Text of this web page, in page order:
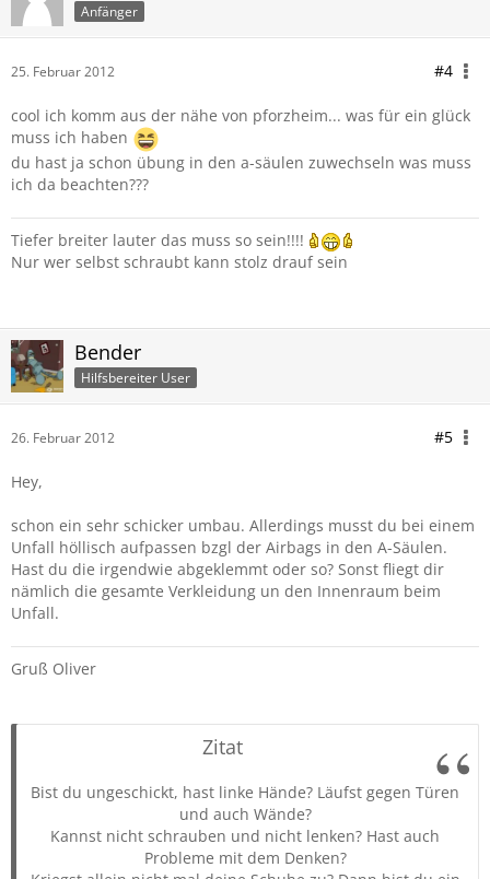
Anfänger
25. Februar 2012 #4
cool ich komm aus der nähe von pforzheim... was für ein glück
muss ich haben
du hast ja schon übung in den a-säulen zuwechseln was muss
ich da beachten???
Tiefer breiter lauter das muss so sein!!!!
Nur wer selbst schraubt kann stolz drauf sein
Bender
Hilfsbereiter User
26. Februar 2012 #5
Hey,
schon ein sehr schicker umbau. Allerdings musst du bei einem
Unfall höllisch aufpassen bzgl der Airbags in den A-Säulen.
Hast du die irgendwie abgeklemmt oder so? Sonst fliegt dir
nämlich die gesamte Verkleidung un den Innenraum beim
Unfall.
Gruß Oliver
Zitat
Bist du ungeschickt, hast linke Hände? Läufst gegen Türen
und auch Wände?
Kannst nicht schrauben und nicht lenken? Hast auch
Probleme mit dem Denken?